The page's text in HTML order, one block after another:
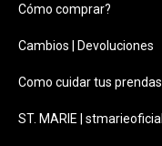
Cómo comprar?
Cambios | Devoluciones
Como cuidar tus prendas
ST. MARIE | stmarieoficial